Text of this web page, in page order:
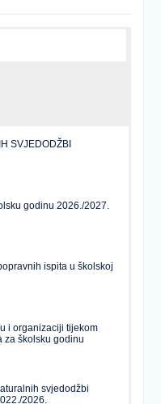
SVJEDODŽBI
godinu 2026./2027.
ispita u školskoj
i organizaciji tijekom
za školsku godinu
svjedodžbi
2026.